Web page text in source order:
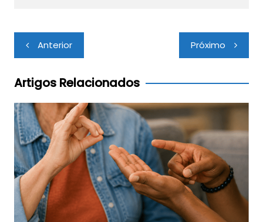
Navegação
de
Post
Anterior Próximo
Artigos Relacionados